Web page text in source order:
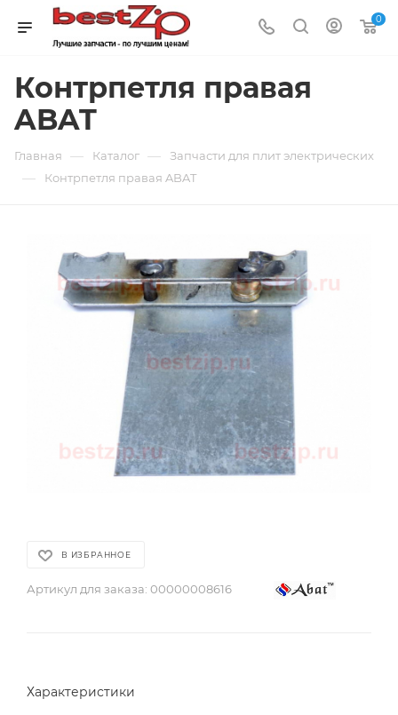
0
Контрпетля правая
ABAT
Главная — Каталог — Запчасти для плит электрических
— Контрпетля правая ABAT
В ИЗБРАННОЕ
Артикул для заказа: 00000008616
Характеристики